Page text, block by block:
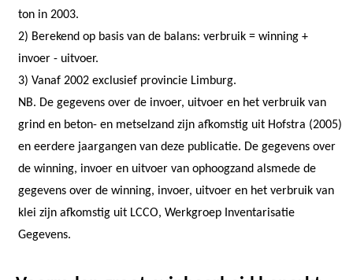
ton in 2003.
2) Berekend op basis van de balans: verbruik = winning +
invoer - uitvoer.
3) Vanaf 2002 exclusief provincie Limburg.
NB. De gegevens over de invoer, uitvoer en het verbruik van
grind en beton- en metselzand zijn afkomstig uit Hofstra (2005)
en eerdere jaargangen van deze publicatie. De gegevens over
de winning, invoer en uitvoer van ophoogzand alsmede de
gegevens over de winning, invoer, uitvoer en het verbruik van
klei zijn afkomstig uit LCCO, Werkgroep Inventarisatie
Gegevens.